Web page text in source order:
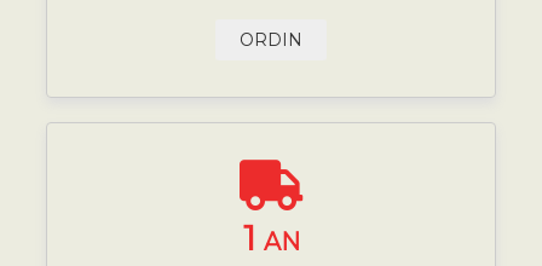
ORDIN
1 AN